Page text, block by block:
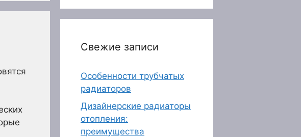
Свежие записи
Особенности трубчатых
радиаторов
Дизайнерские радиаторы
отопления:
преимущества